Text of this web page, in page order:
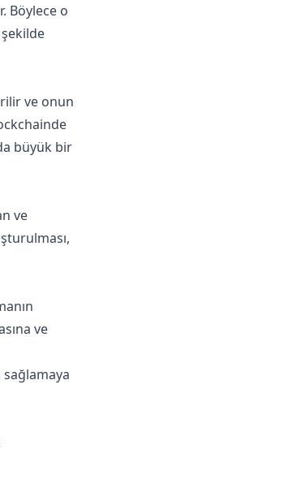
Böylece o
ve onun
büyük bir
ve
ve
sağlamaya